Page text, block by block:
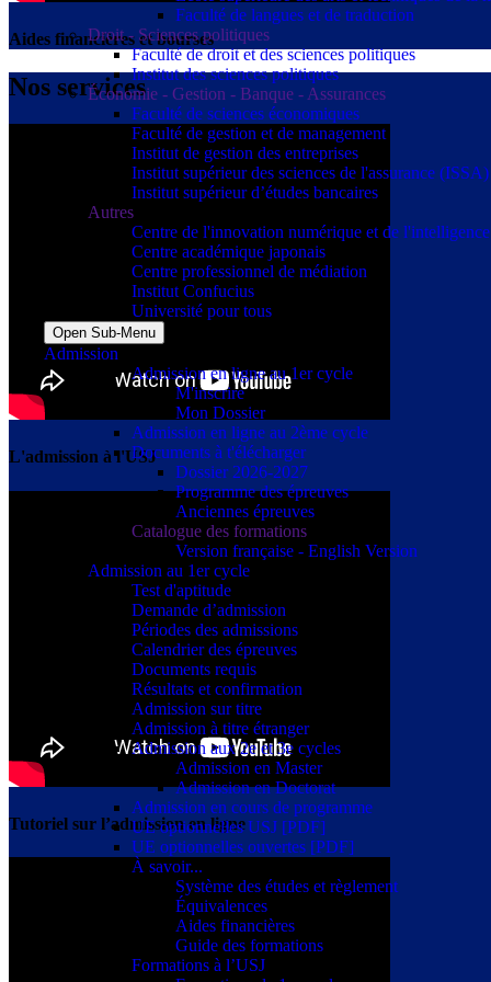
Faculté de langues et de traduction
Droit - Sciences politiques
Faculté de droit et des sciences politiques
Institut des sciences politiques
Économie - Gestion - Banque - Assurances
Faculté de sciences économiques
Faculté de gestion et de management
Institut de gestion des entreprises
Institut supérieur des sciences de l'assurance (ISSA)
Institut supérieur d’études bancaires
Autres
Centre de l'innovation numérique et de
Centre académique japonais
Centre professionnel de médiation
Institut Confucius
Université pour tous
Open Sub-Menu
Admission
Admission en ligne au 1er cycle
M'inscrire
Mon Dossier
Admission en ligne au 2ème cycle
Documents à t'élécharger
Dossier 2026-2027
Programme des épreuves
Anciennes épreuves
Catalogue des formations
Version française - English Version
Admission au 1er cycle
Test d'aptitude
Demande d’admission
Périodes des admissions
Calendrier des épreuves
Documents requis
Résultats et confirmation
Admission sur titre
Admission à titre étranger
Admission aux 2e et 3e cycles
Admission en Master
Admission en Doctorat
Admission en cours de programme
UE optionnelles USJ [PDF]
UE optionnelles ouvertes [PDF]
À savoir...
Système des études et règlement
Équivalences
Aides financières
Guide des formations
Formations à l’USJ
Aides financières et bourses
Nos services
L'admission à l'USJ
Tutoriel sur l’admission en ligne